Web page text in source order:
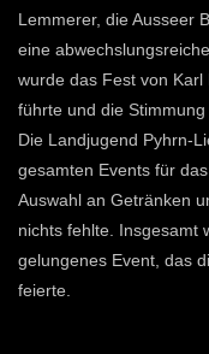
Lemmerer, die Ausseer
eine
wurde das Fest von
führte und die Stimmung
Die Landjugend Pyhrn-
gesamten Events für
Auswahl an Getränken
nichts fehlte. Insgesamt
gelungenes Event, das
feierte.